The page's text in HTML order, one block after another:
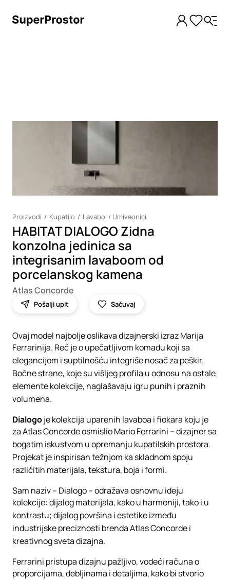
Proizvodi Kupatilo Lavaboi / Umivaonici
HABITAT DIALOGO Zidna
konzolna jedinica sa
integrisanim lavaboom od
porcelanskog kamena
Atlas Concorde
Pošalji upit Sačuvaj
Ovaj model najbolje oslikava dizajnerski izraz Marija
Ferrarinija.‎ Reč je o upečatljivom komadu koji sa
elegancijom i suptilnošću integriše nosač za peškir.‎
Bočne strane, koje su višljeg profila u odnosu na ostale
elemente kolekcije, naglašavaju igru punih i praznih
volumena.‎
Dialogoje kolekcija uparenih lavaboa i fiokara koju je
za Atlas Concorde osmislio Mario Ferrarini – dizajner sa
bogatim iskustvom u opremanju kupatilskih prostora.‎
Projekat je inspirisan težnjom ka skladnom spoju
različitih materijala, tekstura, boja i formi.‎
Sam naziv – Dialogo– odražava osnovnu ideju
kolekcije: dijalog materijala, kako u harmoniji, tako i u
kontrastu; dijalog površina i estetike između
industrijske preciznosti brenda Atlas Concorde i
kreativnog sveta dizajna.‎
Ferrarini pristupa dizajnu pažljivo, vodeći računa o
proporcijama, debljinama i detaljima, kako bi stvorio